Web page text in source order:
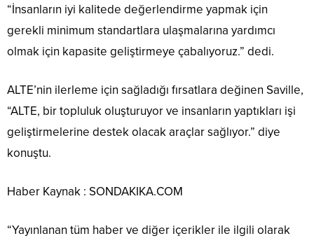
“İnsanların iyi kalitede değerlendirme yapmak için
gerekli minimum standartlara ulaşmalarına yardımcı
olmak için kapasite geliştirmeye çabalıyoruz.” dedi.
ALTE’nin ilerleme için sağladığı fırsatlara değinen Saville,
“ALTE, bir topluluk oluşturuyor ve insanların yaptıkları işi
geliştirmelerine destek olacak araçlar sağlıyor.” diye
konuştu.
Haber Kaynak : SONDAKIKA.COM
“Yayınlanan tüm haber ve diğer içerikler ile ilgili olarak